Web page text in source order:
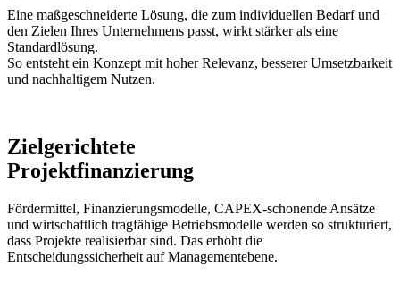
Eine maßgeschneiderte Lösung, die zum individuellen Bedarf und
den Zielen Ihres Unternehmens passt, wirkt stärker als eine
Standardlösung.
So entsteht ein Konzept mit hoher Relevanz, besserer Umsetzbarkeit
und nachhaltigem Nutzen.
Zielgerichtete
Projektfinanzierung
Fördermittel, Finanzierungsmodelle, CAPEX-schonende Ansätze
und wirtschaftlich tragfähige Betriebsmodelle werden so strukturiert,
dass Projekte realisierbar sind. Das erhöht die
Entscheidungssicherheit auf Managementebene.